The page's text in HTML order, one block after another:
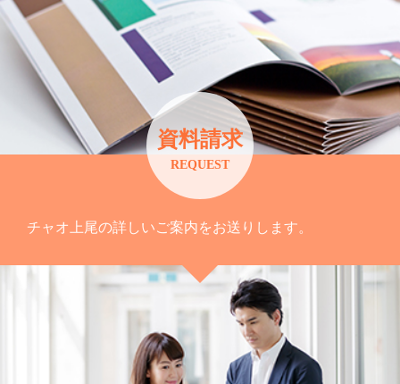
資料請求
REQUEST
チャオ上尾の詳しいご案内をお送りします。